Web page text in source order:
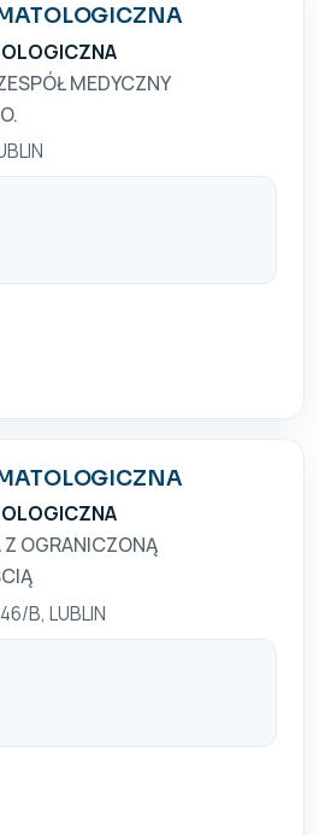
MEDYCZNY
OGRANICZONĄ
B, LUBLIN